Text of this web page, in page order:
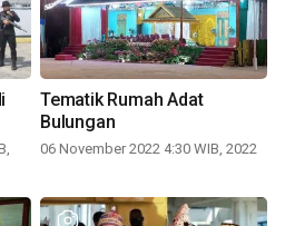
Tematik Rumah Adat
Bulungan
06 November 2022 4:30 WIB, 2022